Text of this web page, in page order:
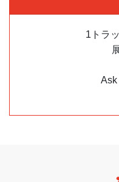
1トラ
Ask